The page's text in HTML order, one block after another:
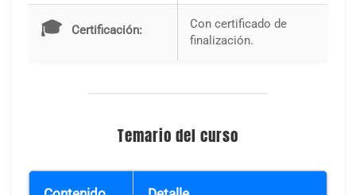
🎓 Certificación:
Con certificado de
finalización.
Temario del curso